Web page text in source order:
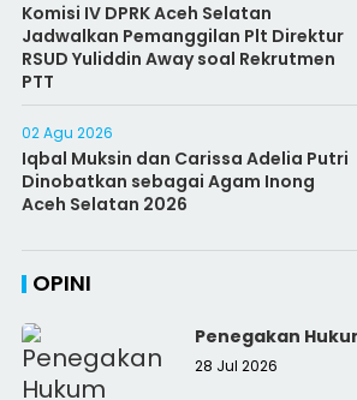
Komisi IV DPRK Aceh Selatan
Jadwalkan Pemanggilan Plt Direktur
RSUD Yuliddin Away soal Rekrutmen
PTT
02 Agu 2026
Iqbal Muksin dan Carissa Adelia Putri
Dinobatkan sebagai Agam Inong
Aceh Selatan 2026
OPINI
Penegakan
28 Jul 2026